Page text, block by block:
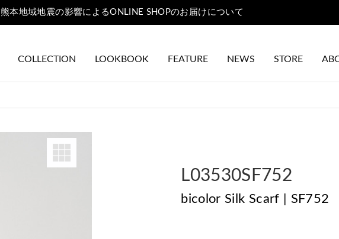
熊本地域地震の影響によるONLINE SHOPのお届けについて
COLLECTION LOOKBOOK FEATURE NEWS STORE
L03530SF752
bicolor Silk Scarf | SF752